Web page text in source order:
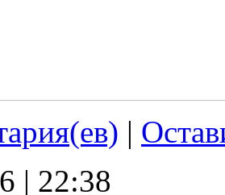
|
| 22:38